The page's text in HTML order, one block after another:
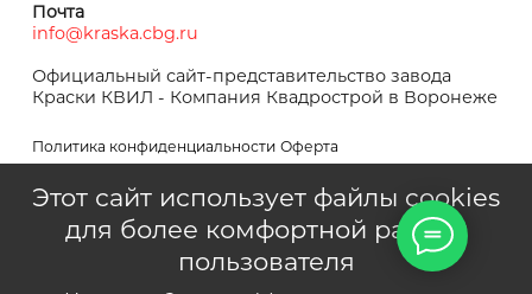
Почта
info@kraska.cbg.ru
Официальный сайт-представительство завода
Краски КВИЛ - Компания Квадрострой в Воронеже
Политика конфиденциальности Оферта
Квадрострой © 1995–2024
Этот сайт использует файлы cookies
для более комфортной работы
пользователя